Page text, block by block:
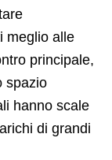
meglio alle
principale,
spazio
hanno scale
di grandi